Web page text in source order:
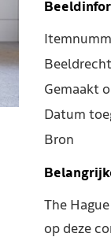
Gemaakt
Datum
Bron
The
op deze